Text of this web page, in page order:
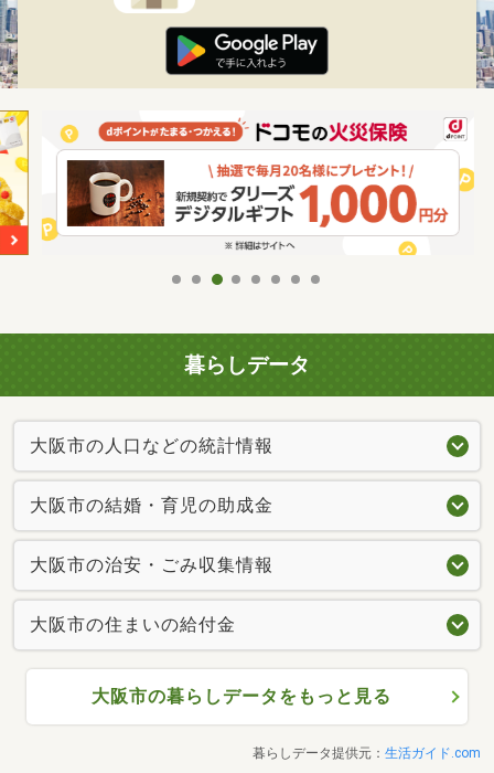
暮らしデータ
大阪市の人口などの統計情報
大阪市の結婚・育児の助成金
大阪市の治安・ごみ収集情報
大阪市の住まいの給付金
大阪市の暮らしデータをもっと見る
暮らしデータ提供元： 生活ガイド.com